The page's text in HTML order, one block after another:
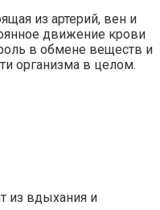
из артерий, вен и
движение крови
в обмене веществ и
организма в целом.
из вдыхания и